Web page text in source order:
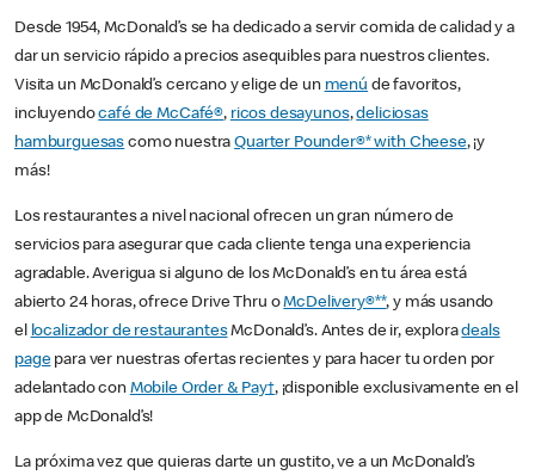
Desde 1954, McDonald’s se ha dedicado a servir comida de calidad y a
dar un servicio rápido a precios asequibles para nuestros clientes.
Visita un McDonald’s cercano y elige de un menú de favoritos,
incluyendocafé de McCafé®, ricos desayunos,deliciosas
hamburguesas como nuestraQuarter Pounder®* with Cheese, ¡y
más!
Los restaurantes a nivel nacional ofrecen un gran número de
servicios para asegurar que cada cliente tenga una experiencia
agradable. Averigua si alguno de los McDonald’s en tu área está
abierto 24 horas, ofrece Drive Thru oMcDelivery®**, y más usando
el localizador de restaurantesMcDonald’s. Antes de ir, exploradeals
pagepara ver nuestras ofertas recientes y para hacer tu orden por
adelantado con Mobile Order & Pay†, ¡disponible exclusivamente en el
app de McDonald’s!
La próxima vez que quieras darte un gustito, ve a un McDonald’s